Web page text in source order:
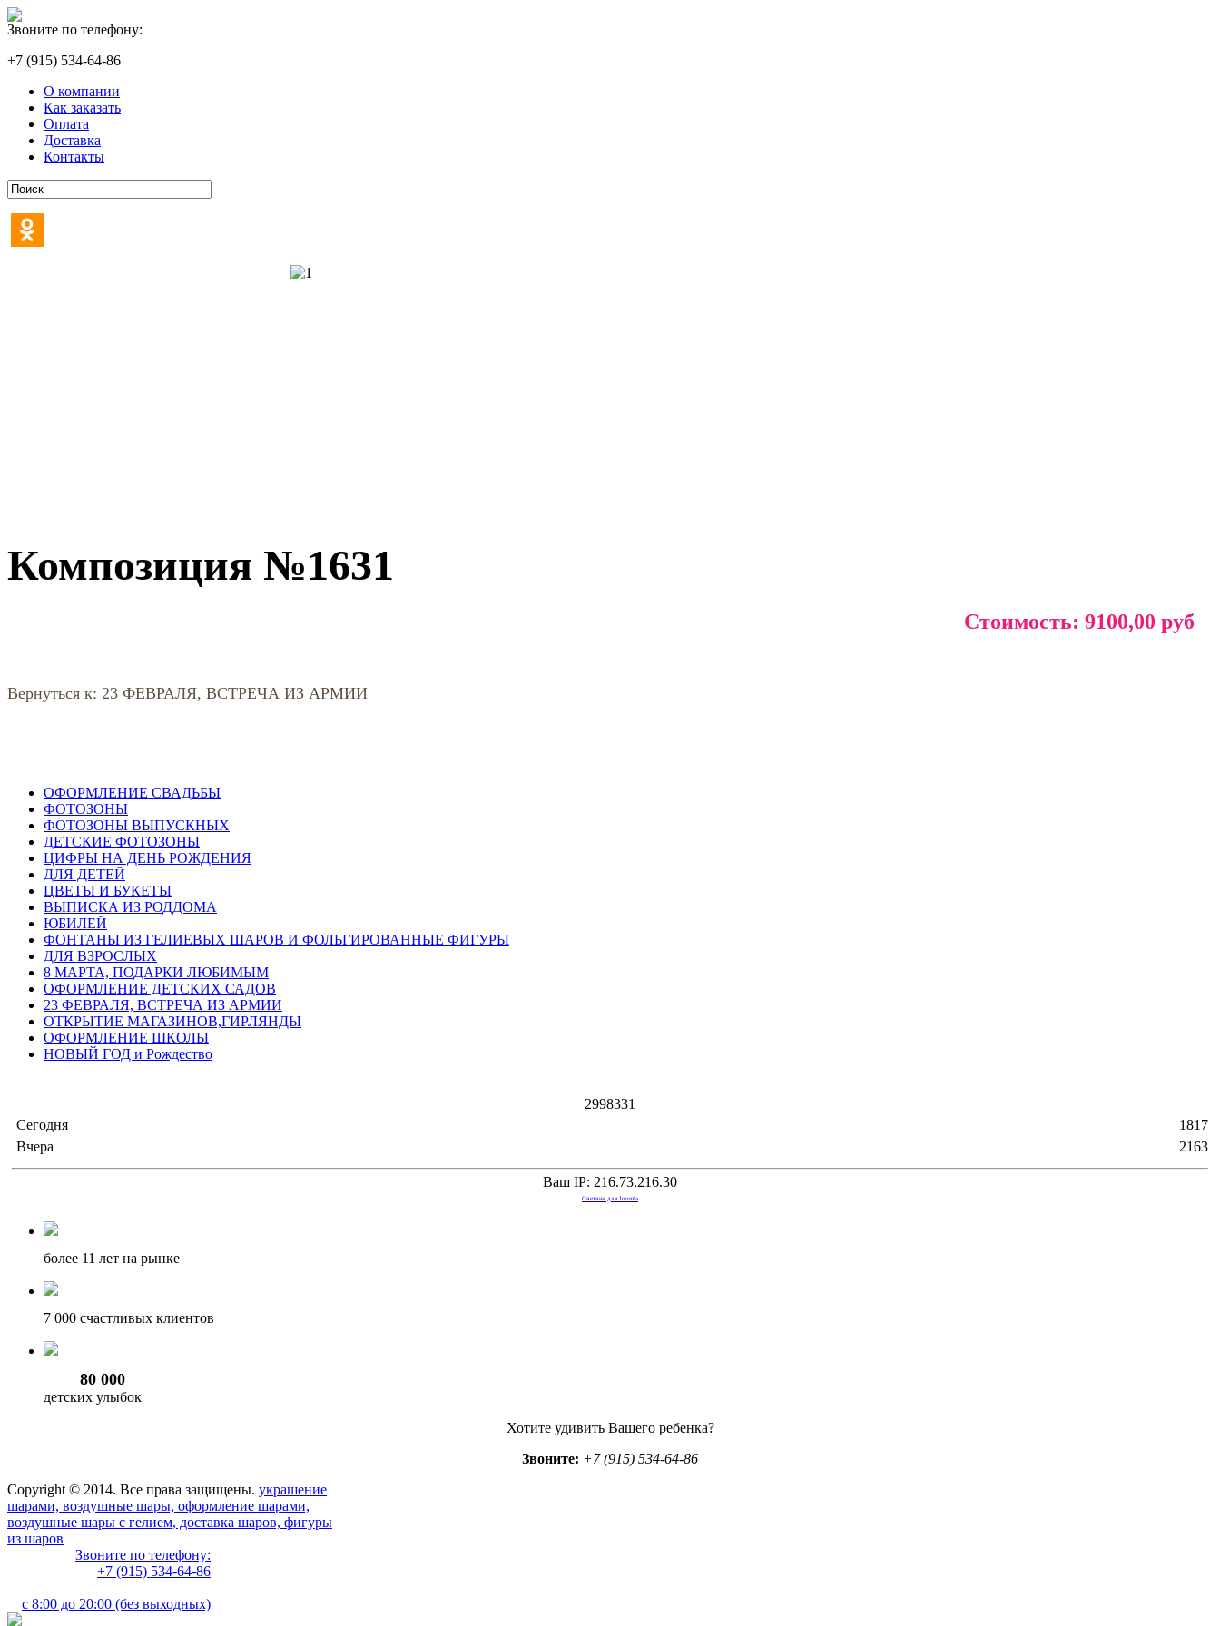
Звоните по телефону:
+7 (915) 534-64-86
О компании
Как заказать
Оплата
Доставка
Контакты
Композиция №1631
Стоимость: 9100,00 руб
Вернуться к: 23 ФЕВРАЛЯ, ВСТРЕЧА ИЗ АРМИИ
ОФОРМЛЕНИЕ СВАДЬБЫ
ФОТОЗОНЫ
ФОТОЗОНЫ ВЫПУСКНЫХ
ДЕТСКИЕ ФОТОЗОНЫ
ЦИФРЫ НА ДЕНЬ РОЖДЕНИЯ
ДЛЯ ДЕТЕЙ
ЦВЕТЫ И БУКЕТЫ
ВЫПИСКА ИЗ РОДДОМА
ЮБИЛЕЙ
ФОНТАНЫ ИЗ ГЕЛИЕВЫХ ШАРОВ И ФОЛЬГИРОВАННЫЕ ФИГУРЫ
ДЛЯ ВЗРОСЛЫХ
8 МАРТА, ПОДАРКИ ЛЮБИМЫМ
ОФОРМЛЕНИЕ ДЕТСКИХ САДОВ
23 ФЕВРАЛЯ, ВСТРЕЧА ИЗ АРМИИ
ОТКРЫТИЕ МАГАЗИНОВ,ГИРЛЯНДЫ
ОФОРМЛЕНИЕ ШКОЛЫ
НОВЫЙ ГОД и Рождество
2998331
Сегодня
Вчера
1817
2163
Ваш IP: 216.73.216.30
Счетчик для Joomla
более 11 лет на рынке
7 000 счастливых клиентов
80 000
детских улыбок
Хотите удивить Вашего ребенка?
Звоните: +7 (915) 534-64-86
Copyright © 2014. Все права защищены. украшение
шарами, воздушные шары, оформление шарами,
воздушные шары с гелием, доставка шаров, фигуры
из шаров
Звоните по телефону:
+7 (915) 534-64-86
с 8:00 до 20:00 (без выходных)